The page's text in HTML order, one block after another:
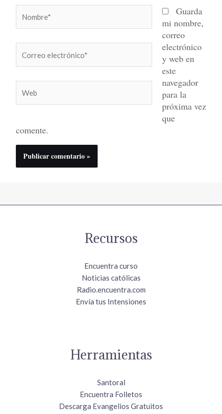
electrónico*
Guarda
mi nombre,
correo
electrónico
y web en
este
navegador
para la
próxima vez
que
comente.
Recursos
Encuentra curso
Noticias católicas
Radio.encuentra.com
Envía tus Intensiones
Herramientas
Santoral
Encuentra Folletos
Descarga Evangelios Gratuitos